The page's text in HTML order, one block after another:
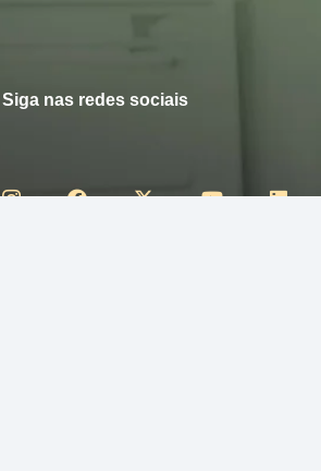
Siga nas redes sociais